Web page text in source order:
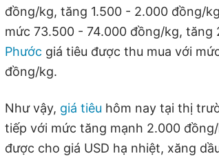
đồng/kg, tăng 1.500 - 2.000 đồng/
mức 73.500 - 74.000 đồng/kg,
Phước giá tiêu được thu mua với
đồng/kg.
Như vậy, giá tiêu hôm nay tại thị
tiếp với mức tăng mạnh 2.000
được cho giá USD hạ nhiệt, xăng